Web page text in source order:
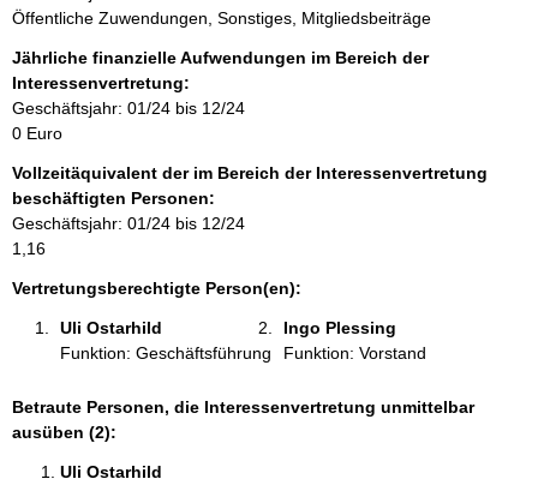
n
f
o
r
m
t
i
o
n
e
Öffentliche Zuwendungen, Sonstiges, Mitgliedsbeiträge
Jährliche finanzielle Aufwendungen im Bereich der
Interessenvertretung:
Geschäftsjahr: 01/24 bis 12/24
0 Euro
Vollzeitäquivalent der im Bereich der Interessenvertretung
beschäftigten Personen:
Geschäftsjahr: 01/24 bis 12/24
1,16
Vertretungsberechtigte Person(en):
Uli Ostarhild
Funktion: Geschäftsführung
Ingo Plessing
Funktion: Vorstand
Betraute Personen, die Interessenvertretung unmittelbar
ausüben (2):
Uli Ostarhild